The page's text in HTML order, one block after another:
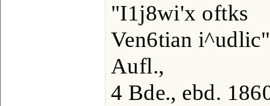
"I1j8wi'x oftks
Ven6tian
Aufl.,
4 Bde., ebd.